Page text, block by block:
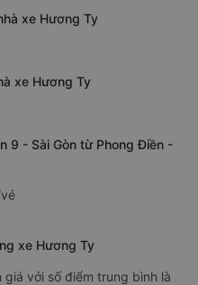
xe Hương Ty
xe Hương Ty
9 - Sài Gòn từ Phong Điền -
xe Hương Ty
với số điểm trung bình là